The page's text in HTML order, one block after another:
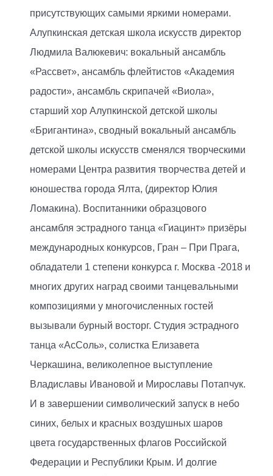
присутствующих самыми яркими номерами.
Алупкинская детская школа искусств директор
Людмила Валюкевич: вокальный ансамбль
«Рассвет», ансамбль флейтистов «Академия
радости», ансамбль скрипачей «Виола»,
старший хор Алупкинской детской школы
«Бригантина», сводный вокальный ансамбль
детской школы искусств сменялся творческими
номерами Центра развития творчества детей и
юношества города Ялта, (директор Юлия
Ломакина). Воспитанники образцового
ансамбля эстрадного танца «Гиацинт» призёры
международных конкурсов, Гран – При Прага,
обладатели 1 степени конкурса г. Москва -2018 и
многих других наград своими танцевальными
композициями у многочисленных гостей
вызывали бурный восторг. Студия эстрадного
танца «АсСоль», солистка Елизавета
Черкашина, великолепное выступление
Владиславы Ивановой и Мирославы Потапчук.
И в завершении символический запуск в небо
синих, белых и красных воздушных шаров
цвета государственных флагов Российской
Федерации и Республики Крым. И долгие